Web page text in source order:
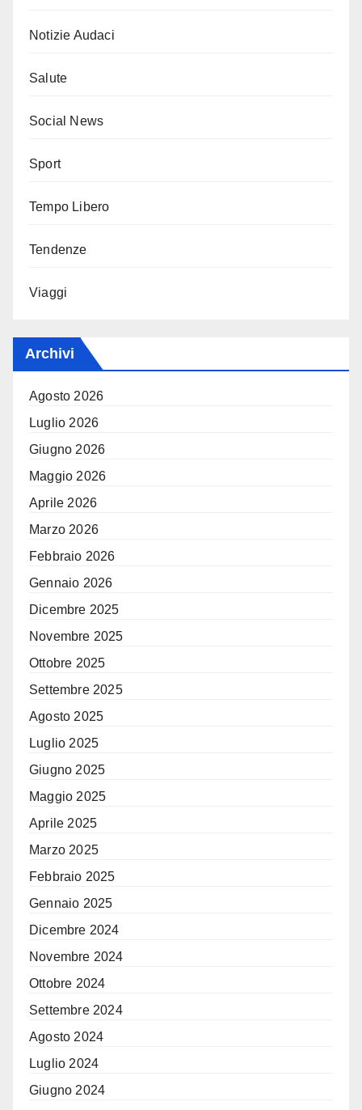
Notizie Audaci
Salute
Social News
Sport
Tempo Libero
Tendenze
Viaggi
Archivi
Agosto 2026
Luglio 2026
Giugno 2026
Maggio 2026
Aprile 2026
Marzo 2026
Febbraio 2026
Gennaio 2026
Dicembre 2025
Novembre 2025
Ottobre 2025
Settembre 2025
Agosto 2025
Luglio 2025
Giugno 2025
Maggio 2025
Aprile 2025
Marzo 2025
Febbraio 2025
Gennaio 2025
Dicembre 2024
Novembre 2024
Ottobre 2024
Settembre 2024
Agosto 2024
Luglio 2024
Giugno 2024